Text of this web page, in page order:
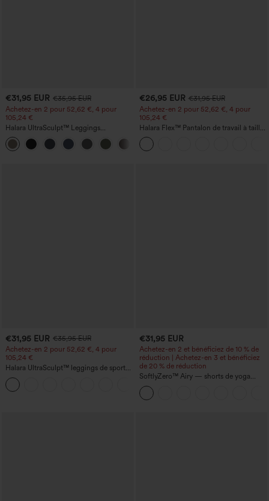
€31,95 EUR €35,95 EUR
Achetez-en 2 pour 52,62 €, 4 pour
105,24 €
Halara UltraSculpt™ Leggings
d'entraînement sculptants taille haute,
effet ventre plat, avec poche
€26,95 EUR €31,95 EUR
Achetez-en 2 pour 52,62 €, 4 pour
105,24 €
Halara Flex™ Pantalon de travail à taille
haute, jambe large, avec poches, en
maille gaufrée
€31,95 EUR €35,95 EUR
Achetez-en 2 pour 52,62 €, 4 pour
105,24 €
Halara UltraSculpt™ leggings de sport
taille haute sculptants — rehaussement
fessier, maintien du ventre, avec poche
€31,95 EUR
Achetez-en 2 et bénéficiez de 10 % de
réduction | Achetez-en 3 et bénéficiez
de 20 % de réduction
SoftlyZero™ Airy — shorts de yoga
super taille haute 2-en-1 InstantCool
avec poches